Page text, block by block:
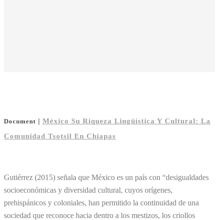
Document | México Su Riqueza Lingüística Y Cultural: La
Comunidad Tsotsil En Chiapas
Gutiérrez (2015) señala que México es un país con “desigualdades
socioeconómicas y diversidad cultural, cuyos orígenes,
prehispánicos y coloniales, han permitido la continuidad de una
sociedad que reconoce hacia dentro a los mestizos, los criollos